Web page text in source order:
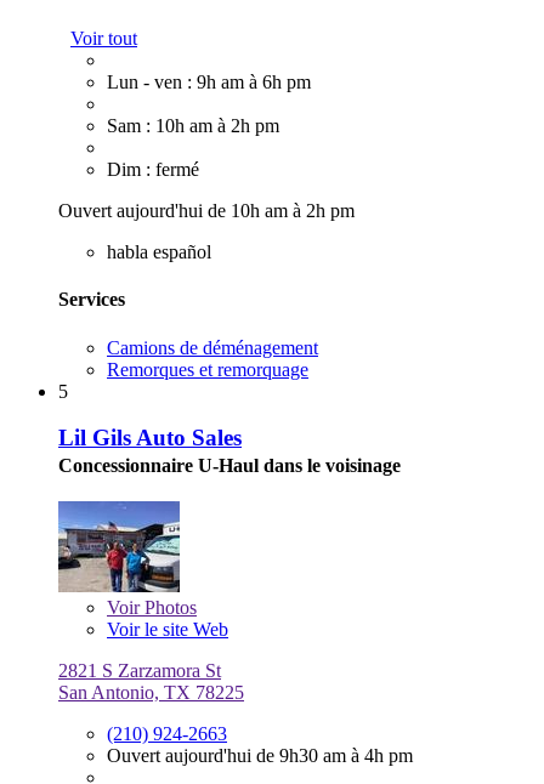
Voir tout
Lun - ven : 9h am à 6h pm
Sam : 10h am à 2h pm
Dim : fermé
Ouvert aujourd'hui de 10h am à 2h pm
habla español
Services
Camions de déménagement
Remorques et remorquage
5
Lil Gils Auto Sales
Concessionnaire U-Haul dans le voisinage
VoirPhotos
Voir le site Web
2821 S Zarzamora St
San Antonio, TX 78225
(210) 924-2663
Ouvert aujourd'hui de 9h30 am à 4h pm